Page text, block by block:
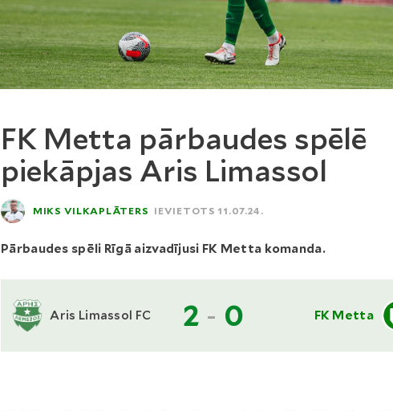
FK Metta pārbaudes spēlē
piekāpjas Aris Limassol
MIKS VILKAPLĀTERS IEVIETOTS 11.07.24.
Pārbaudes spēli Rīgā aizvadījusi FK Metta komanda.
Aris Limassol FC 2 - 0 FK Metta